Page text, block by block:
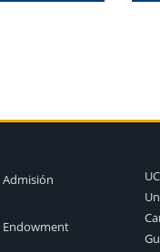
Admisión
Endowment